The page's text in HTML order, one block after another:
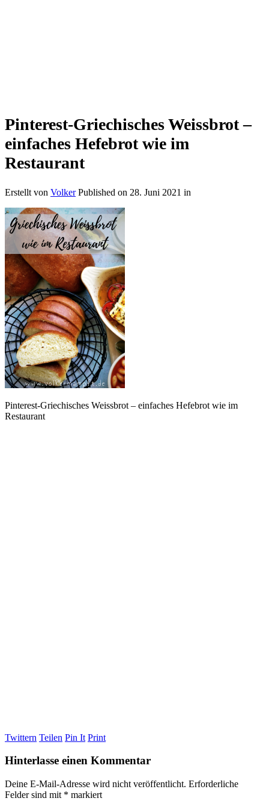
Pinterest-Griechisches Weissbrot –
einfaches Hefebrot wie im
Restaurant
Erstellt von Volker Published on 28. Juni 2021 in
Pinterest-Griechisches Weissbrot – einfaches Hefebrot wie im
Restaurant
Twittern Teilen Pin It Print
Hinterlasse einen Kommentar
Deine E-Mail-Adresse wird nicht veröffentlicht. Erforderliche
Felder sind mit * markiert